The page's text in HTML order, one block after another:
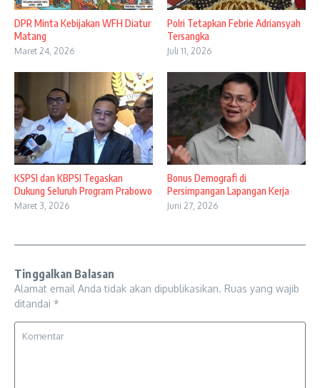
DPR Minta Kebijakan WFH Diatur
Matang
Maret 24, 2026
Polri Tetapkan Febrie Adriansyah
Tersangka
Juli 11, 2026
KSPSI dan KBPSI Tegaskan
Dukung Seluruh Program Prabowo
Maret 3, 2026
Bonus Demografi di
Persimpangan Lapangan Kerja
Juni 27, 2026
Tinggalkan Balasan
Alamat email Anda tidak akan dipublikasikan. Ruas yang wajib
ditandai *